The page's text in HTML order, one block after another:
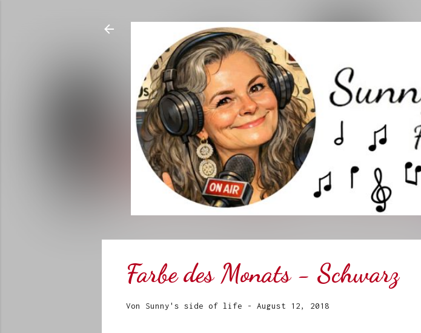
Farbe des Monats - Schwarz
Von Sunny's side of life - August 12, 2018